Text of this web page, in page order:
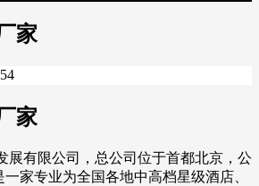
家
家
展有限公司，总公司位于首都北京，公
家专业为全国各地中高档星级酒店、